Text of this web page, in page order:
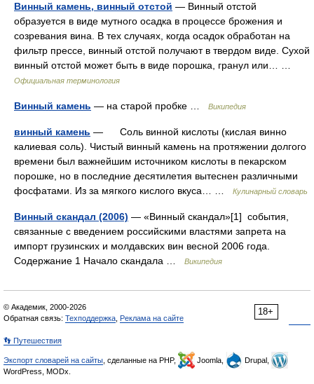
Винный камень, винный отстой — Винный отстой
образуется в виде мутного осадка в процессе брожения и
созревания вина. В тех случаях, когда осадок обработан на
фильтр прессе, винный отстой получают в твердом виде. Сухой
винный отстой может быть в виде порошка, гранул или… …
Официальная терминология
Винный камень — на старой пробке … Википедия
винный камень — Соль винной кислоты (кислая винно
калиевая соль). Чистый винный камень на протяжении долгого
времени был важнейшим источником кислоты в пекарском
порошке, но в последние десятилетия вытеснен различными
фосфатами. Из за мягкого кислого вкуса… …
Кулинарный словарь
Винный скандал (2006) — «Винный скандал»[1] события,
связанные с введением российскими властями запрета на
импорт грузинских и молдавских вин весной 2006 года.
Содержание 1 Начало скандала …
Википедия
18+
© Академик, 2000-2026
Обратная связь: Техподдержка Реклама на сайте
👣 Путешествия
Экспорт словарей на сайты , сделанные на PHP, Joomla,
Drupal,
WordPress, MODx.